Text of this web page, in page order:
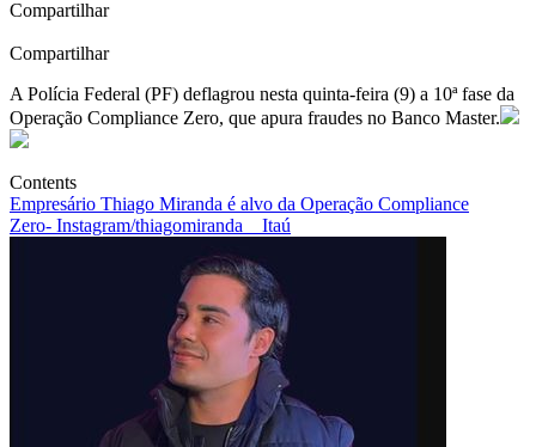
Compartilhar
Compartilhar
A Polícia Federal (PF) deflagrou nesta quinta-feira (9) a 10ª fase da
Operação Compliance Zero, que apura fraudes no Banco Master.
Contents
Empresário Thiago Miranda é alvo da Operação Compliance
Zero- Instagram/thiagomiranda__ Itaú